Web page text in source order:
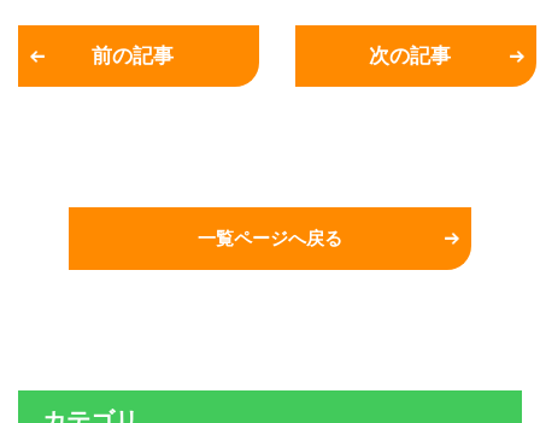
前の記事 次の記事
一覧ページへ戻る